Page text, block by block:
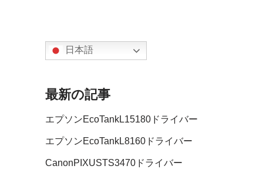
日本語
最新の記事
エプソンEcoTankL15180ドライバー
エプソンEcoTankL8160ドライバー
CanonPIXUSTS3470ドライバー